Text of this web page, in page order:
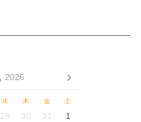
2026
水 木 金 土
29 30 31
1